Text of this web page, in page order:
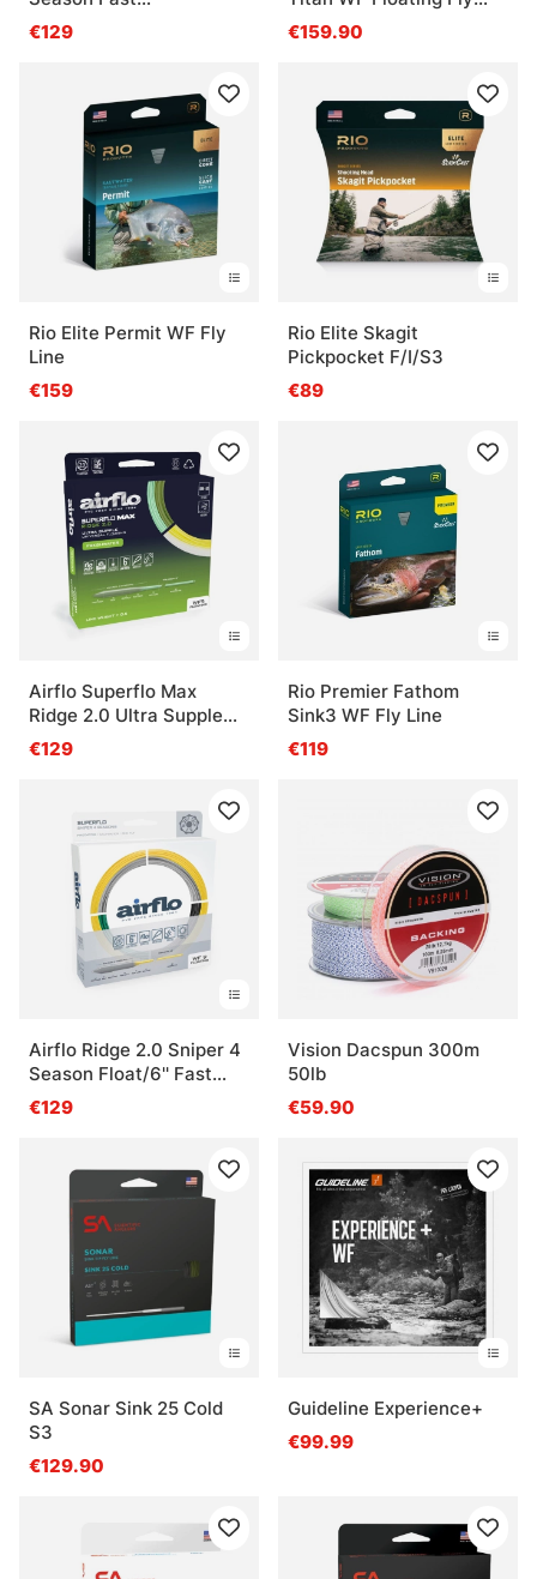
Intermediate
€129
Line
€159.90
Rio Elite Permit WF Fly
Line
€159
Rio Elite Skagit
Pickpocket F/I/S3
€89
Airflo Superflo Max
Ridge 2.0 Ultra Supple
Universal
€129
Rio Premier Fathom
Sink3 WF Fly Line
€119
Airflo Ridge 2.0 Sniper 4
Season Float/6'' Fast
Interm. tip
€129
Vision Dacspun 300m
50lb
€59.90
SA Sonar Sink 25 Cold
S3
€129.90
Guideline Experience+
€99.99